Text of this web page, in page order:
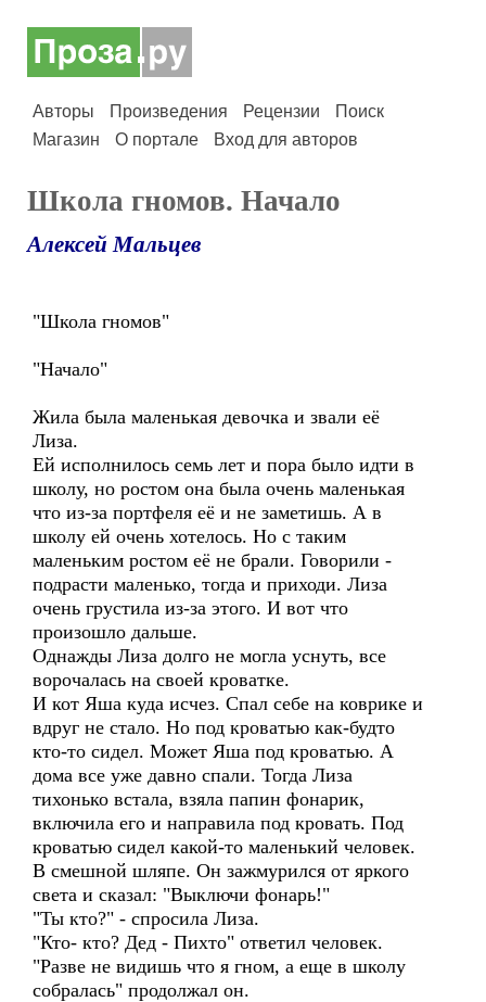
Авторы Произведения Рецензии
Поиск
Магазин
О портале Вход для авторов
Школа гномов. Начало
Алексей Мальцев
"Школа гномов"
"Начало"
Жила была маленькая девочка и звали её
Лиза.
Ей исполнилось семь лет и пора было идти в
школу, но ростом она была очень маленькая
что из-за портфеля её и не заметишь. А в
школу ей очень хотелось. Но с таким
маленьким ростом её не брали. Говорили -
подрасти маленько, тогда и приходи. Лиза
очень грустила из-за этого. И вот что
произошло дальше.
Однажды Лиза долго не могла уснуть, все
ворочалась на своей кроватке.
И кот Яша куда исчез. Спал себе на коврике и
вдруг не стало. Но под кроватью как-будто
кто-то сидел. Может Яша под кроватью. А
дома все уже давно спали. Тогда Лиза
тихонько встала, взяла папин фонарик,
включила его и направила под кровать. Под
кроватью сидел какой-то маленький человек.
В смешной шляпе. Он зажмурился от яркого
света и сказал: "Выключи фонарь!"
"Ты кто?" - спросила Лиза.
"Кто- кто? Дед - Пихто" ответил человек.
"Разве не видишь что я гном, а еще в школу
собралась" продолжал он.